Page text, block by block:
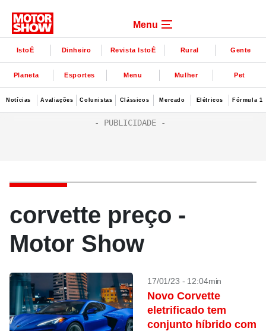
Menu
IstoÉ Dinheiro Revista IstoÉ Rural Gente
Planeta Esportes Menu Mulher Pet
Notícias Avaliações Colunistas Clássicos Mercado Elétricos Fórmula 1
corvette preço -
Motor Show
17/01/23 - 12:04min
Novo Corvette
eletrificado tem
conjunto híbrido com